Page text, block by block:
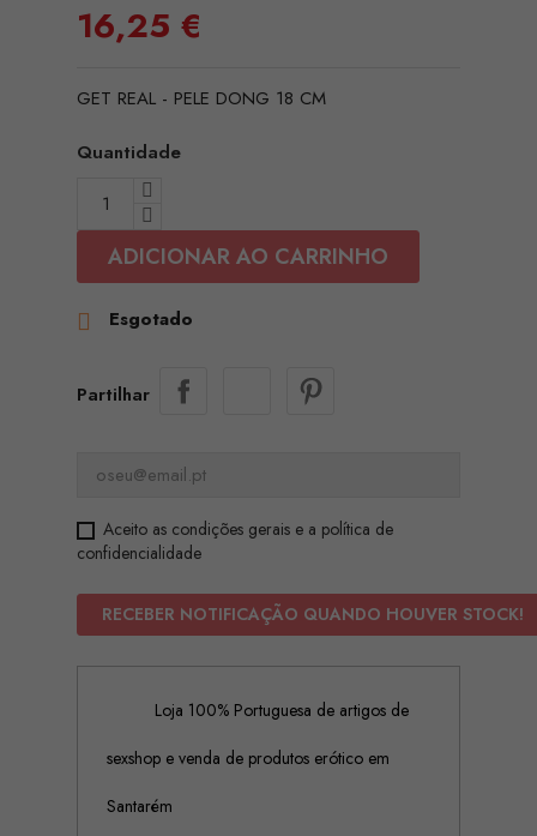
16,25 €
GET REAL - PELE DONG 18 CM
Quantidade
ADICIONAR AO CARRINHO
 Esgotado
Partilhar
Aceito as condições gerais e a política de
confidencialidade
RECEBER NOTIFICAÇÃO QUANDO HOUVER STOCK!
Loja 100% Portuguesa de artigos de
sexshop e venda de produtos erótico em
Santarém